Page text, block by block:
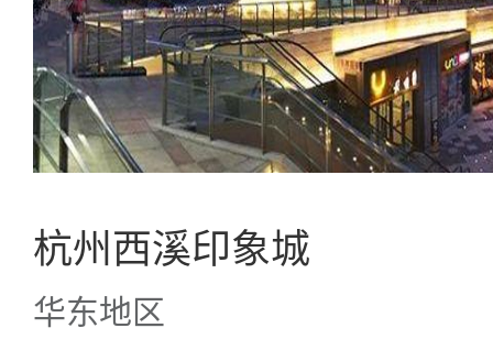
杭州西溪印象城
华东地区